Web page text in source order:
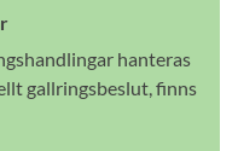
hanteras
gallringsbeslut, finns